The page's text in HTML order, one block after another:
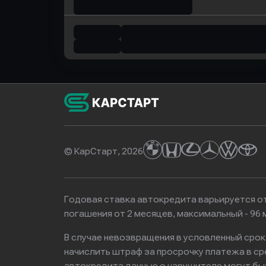
© КарСтарт, 2026
Годовая ставка автокредита варьируется
погашения от 2 месяцев, максимальный -
В случае невозвращения в условленный
начислить штраф за просрочку платежа в